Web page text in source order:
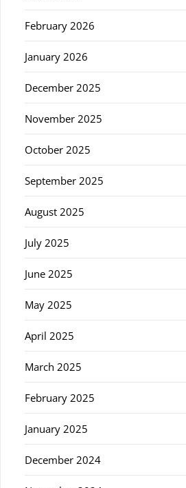
February 2026
January 2026
December 2025
November 2025
October 2025
September 2025
August 2025
July 2025
June 2025
May 2025
April 2025
March 2025
February 2025
January 2025
December 2024